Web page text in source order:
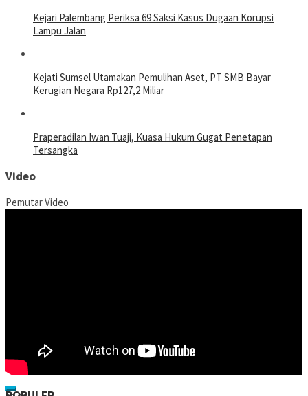
Kejari Palembang Periksa 69 Saksi Kasus Dugaan Korupsi
Lampu Jalan
Kejati Sumsel Utamakan Pemulihan Aset, PT SMB Bayar
Kerugian Negara Rp127,2 Miliar
Praperadilan Iwan Tuaji, Kuasa Hukum Gugat Penetapan
Tersangka
Video
Pemutar Video